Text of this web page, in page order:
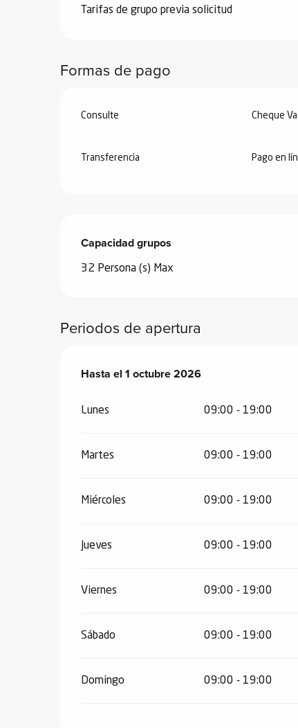
Tarifas de grupo previa solicitud
Formas de pago
Consulte Cheque
Transferencia Pago en
Capacidad grupos
Capacidad grupos
32 Persona (s) Max
Periodos de apertura
Del29 abril 2026al1 octubre 2026
Hasta el 1 octubre 2026
Lunes 09:00 - 19:00
Martes 09:00 - 19:00
Miércoles 09:00 - 19:00
Jueves 09:00 - 19:00
Viernes 09:00 - 19:00
Sábado 09:00 - 19:00
Domingo 09:00 - 19:00